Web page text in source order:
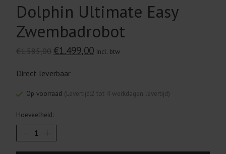
Dolphin Ultimate Easy
Zwembadrobot
€1.585,00 €1.499,00 Incl. btw
Direct leverbaar
Op voorraad (Levertijd:2 tot 4 werkdagen levertijd)
Hoeveelheid: